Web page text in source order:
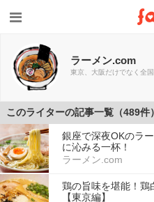
ラーメン.com
東京、大阪だけでなく全
このライターの記事一覧（489件
銀座で深夜OKのラ
に沁みる一杯！
ラーメン.com
鶏の旨味を堪能！鶏
【東京編】